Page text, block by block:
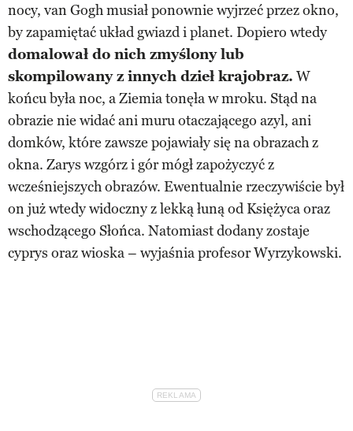
nocy, van Gogh musiał ponownie wyjrzeć przez okno,
by zapamiętać układ gwiazd i planet. Dopiero wtedy
domalował do nich zmyślony lub
skompilowany z innych dzieł krajobraz. W
końcu była noc, a Ziemia tonęła w mroku. Stąd na
obrazie nie widać ani muru otaczającego azyl, ani
domków, które zawsze pojawiały się na obrazach z
okna. Zarys wzgórz i gór mógł zapożyczyć z
wcześniejszych obrazów. Ewentualnie rzeczywiście był
on już wtedy widoczny z lekką łuną od Księżyca oraz
wschodzącego Słońca. Natomiast dodany zostaje
cyprys oraz wioska – wyjaśnia profesor Wyrzykowski.